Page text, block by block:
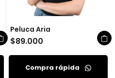
Peluca Aria
$89.000
Compra rápida